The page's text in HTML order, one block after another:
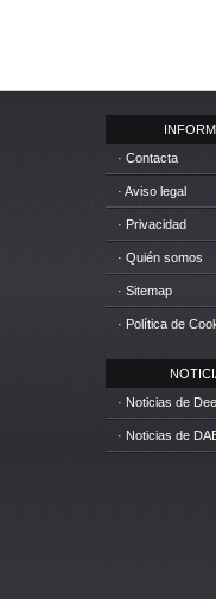
· Contacta
· Aviso legal
· Privacidad
· Quién somos
· Sitemap
· Política de
· Noticias de
· Noticias de